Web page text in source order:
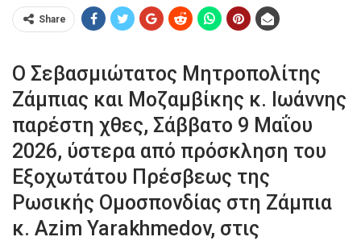
Share
Ο Σεβασμιώτατος Μητροπολίτης
Ζάμπιας και Μοζαμβίκης κ. Ιωάννης
παρέστη χθες, Σάββατο 9 Μαΐου
2026, ύστερα από πρόσκληση του
Εξοχωτάτου Πρέσβεως της
Ρωσικής Ομοσπονδίας στη Ζάμπια
κ. Azim Yarakhmedov, στις